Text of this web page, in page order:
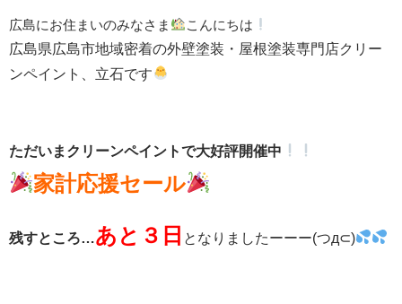
広島にお住まいのみなさま
こんにちは
広島県広島市地域密着の外壁塗装・屋根塗装専門店クリー
ンペイント、立石です
ただいまクリーンペイントで大好評開催中
家計応援セール
残すところ…あと３日 となりましたーーー(つд⊂)